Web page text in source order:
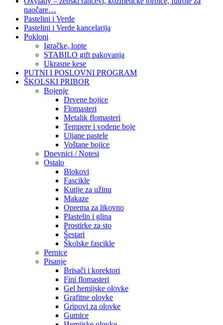
naočare…
Pastelini i Verde
Pastelini i Verde kancelarija
Pokloni
Igračke, lopte
STABILO gift pakovanja
Ukrasne kese
PUTNI I POSLOVNI PROGRAM
ŠKOLSKI PRIBOR
Bojenje
Drvene bojice
Flomasteri
Metalik flomasteri
Tempere i vodene boje
Uljane pastele
Voštane bojice
Dnevnici / Notesi
Ostalo
Blokovi
Fascikle
Kutije za užinu
Makaze
Oprema za likovno
Plastelin i glina
Prostirke za sto
Šestari
Školske fascikle
Pernice
Pisanje
Brisači i korektori
Fini flomasteri
Gel hemijske olovke
Grafitne olovke
Gripovi za olovke
Gumice